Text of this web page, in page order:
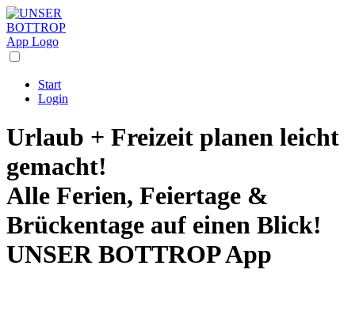
Start
Login
Urlaub + Freizeit planen leicht
gemacht!
Alle Ferien, Feiertage &
Brückentage auf einen Blick!
UNSER BOTTROP App